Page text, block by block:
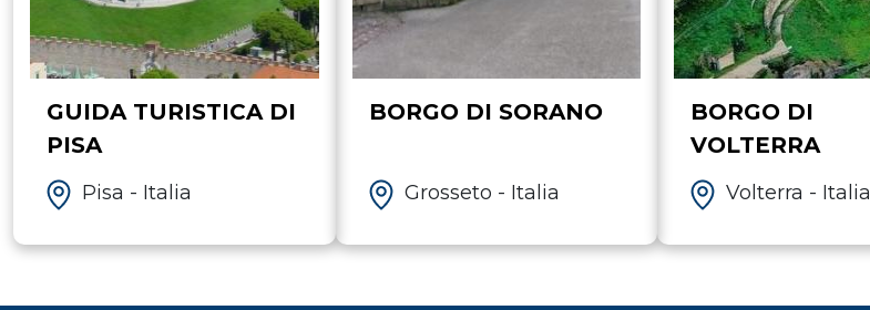
GUIDA TURISTICA DI
PISA
Pisa - Italia
BORGO DI SORANO
Grosseto - Italia
BORGO DI
VOLTERRA
Volterra - Italia